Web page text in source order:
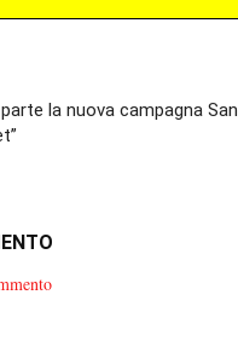
la nuova campagna San